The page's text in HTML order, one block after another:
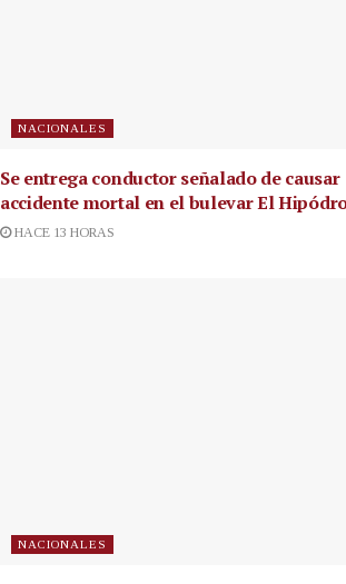
NACIONALES
Se entrega conductor señalado de causar
accidente mortal en el bulevar El
HACE 13 HORAS
NACIONALES